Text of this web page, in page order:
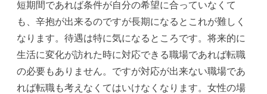
短期間であれば条件が自分の希望に合っていなくて
も、辛抱が出来るのですが長期になるとこれが難しく
なります。待遇は特に気になるところです。将来的に
生活に変化が訪れた時に対応できる職場であれば転職
の必要もありません。ですが対応が出来ない職場であ
れば転職も考えなくてはいけなくなります。女性の場